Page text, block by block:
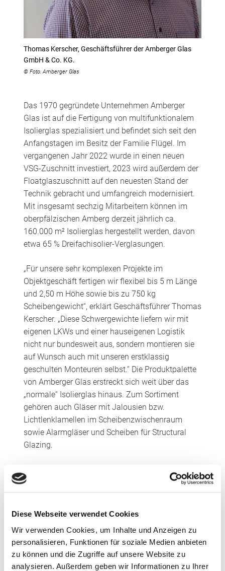
Diese Webseite verwendet Cookies
Wir verwenden Cookies, um Inhalte und Anzeigen zu
personalisieren, Funktionen für soziale Medien anbieten
zu können und die Zugriffe auf unsere Website zu
analysieren. Außerdem geben wir Informationen zu Ihrer
Thomas Kerscher, Geschäftsführer der Amberger Glas
GmbH & Co. KG.
© Foto: Amberger Glas
Das 1970 gegründete Unternehmen Amberger
Glas ist auf die Fertigung von multifunktionalem
Isolierglas spezialisiert und befindet sich seit den
Anfangstagen im Besitz der Familie Flügel. Im
vergangenen Jahr 2022 wurde in einen neuen
VSG-Zuschnitt investiert, 2023 wird außerdem der
Floatglaszuschnitt auf den neuesten Stand der
Technik gebracht und umfangreich modernisiert.
Mit insgesamt sechzig Mitarbeitern können im
oberpfälzischen Amberg derzeit jährlich ca.
160.000 m² Isolierglas hergestellt werden, davon
etwa 65 % Dreifachisolier-Verglasungen.
„Für unsere sehr komplexen Projekte im
Objektgeschäft fertigen wir flexibel bis 5 m Länge
und 2,50 m Höhe sowie bis zu 750 kg
Scheibengewicht“, erklärt Geschäftsführer Thomas
Kerscher. „Diese Schwergewichte liefern wir mit
eigenen LKWs und einer hauseigenen Logistik
nicht nur bundesweit aus, sondern montieren sie
auf Wunsch auch mit unseren erstklassig
geschulten Monteuren selbst.“ Die Produktpalette
von Amberger Glas erstreckt sich weit über das
„normale“ Isolierglas hinaus. Zum Sortiment
gehören auch Gläser mit Jalousien bzw.
Lichtlenklamellen im Scheibenzwischenraum
sowie Alarmgläser und Scheiben für Structural
Glazing.
Amberger Glas seine Kompetenz bei
Funktionsgläsern erweitern: „Im Objektgeschäft
auch um Sonnen- oder Schallschutz sowie
natürlich um Sicherheitsglas,“ so Thomas
Kerscher. „In diesem Bereich hat Saint-Gobain
überzeugende Produkte. Als CSP-Partner